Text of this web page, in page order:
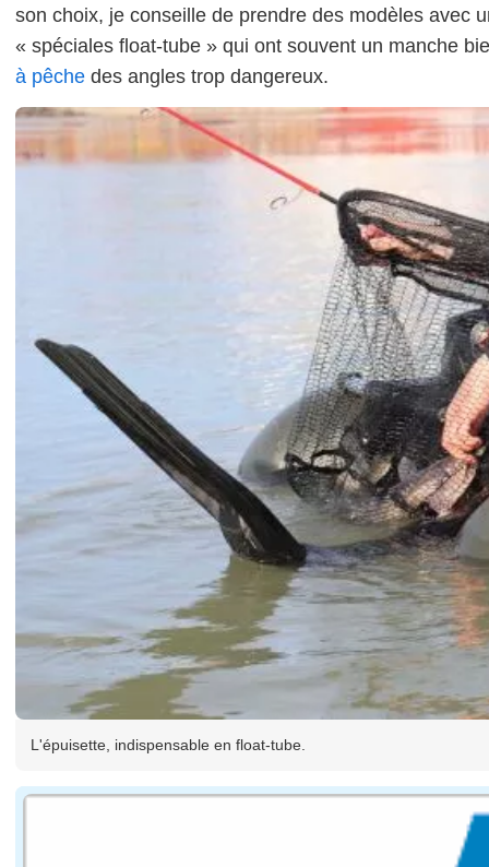
son choix, je conseille de prendre des modèles avec
« spéciales float-tube » qui ont souvent un manche
à pêche des angles trop dangereux.
L'épuisette, indispensable en float-tube.